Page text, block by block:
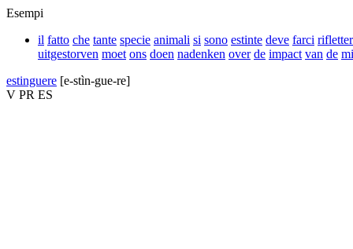
Esempi
il fatto che tante specie animali si sono estinte deve farci
uitgestorven moet ons doen nadenken over de impact van de
estinguere [e-stìn-gue-re]
V PR ES